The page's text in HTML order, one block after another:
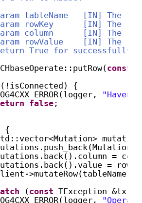
tableName   [IN] The
rowKey      [IN] The
column      [IN]
rowValue    [IN] The
True for successfully
CHbaseOperate::putRow(const
(!isConnected) {
false ;
{
=
=
>mutateRow(tableName,
(const TException &tx) {